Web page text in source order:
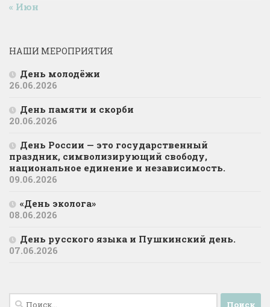
« Июн
НАШИ МЕРОПРИЯТИЯ
День молодёжи
26.06.2026
День памяти и скорби
20.06.2026
День России — это государственный
праздник, символизирующий свободу,
национальное единение и независимость.
09.06.2026
«День эколога»
08.06.2026
День русского языка и Пушкинский день.
07.06.2026
Найти: